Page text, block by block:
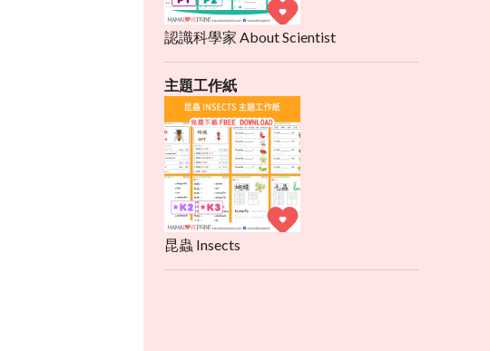
認識科學家 About Scientist
主題工作紙
昆蟲 Insects